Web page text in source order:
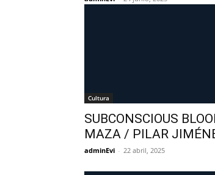
Cultura
SUBCONSCIOUS
MAZA / PILAR
adminEvi - 22 abril, 2025